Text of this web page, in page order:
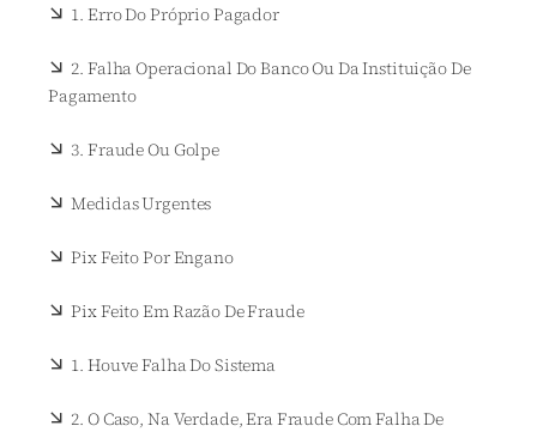
1. Erro Do Próprio Pagador
2. Falha Operacional Do Banco Ou Da Instituição De
Pagamento
3. Fraude Ou Golpe
Medidas Urgentes
Pix Feito Por Engano
Pix Feito Em Razão De Fraude
1. Houve Falha Do Sistema
2. O Caso, Na Verdade, Era Fraude Com Falha De